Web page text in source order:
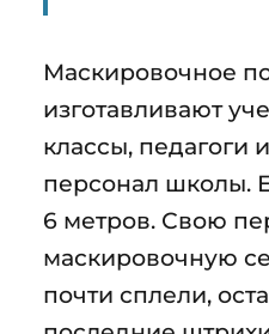
Маскировочное
изготавливают
классы, педагоги
персонал школы.
6 метров. Свою
маскировочную
почти сплели,